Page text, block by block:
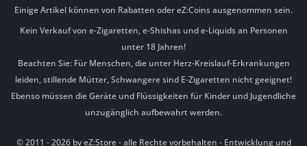
Einige Artikel können von Rabatten oder eZ:Coins ausgenommen sein.
Kein Verkauf von e-Zigaretten, e-Shishas und e-Liquids an Personen
unter 18 Jahren!
Beachten Sie: Für Menschen, die unter Herz-Kreislauf-Erkrankungen
leiden, stillende Mütter, Schwangere sind E-Zigaretten nicht geeignet!
Ebenso müssen die Geräte und Flüssigkeiten für Kinder und Jugendliche
unzugänglich aufbewahrt werden.
© 2011 - 2026 by eZ:Store - alle Rechte vorbehalten - Entwicklung und